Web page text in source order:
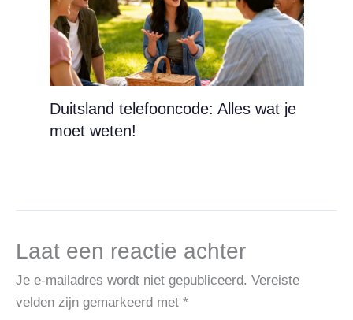
Duitsland telefooncode: Alles wat je
moet weten!
Laat een reactie achter
Je e-mailadres wordt niet gepubliceerd. Vereiste
velden zijn gemarkeerd met *